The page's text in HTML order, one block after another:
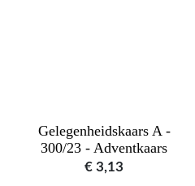
Gelegenheidskaars A -
300/23 - Adventkaars
€ 3,13